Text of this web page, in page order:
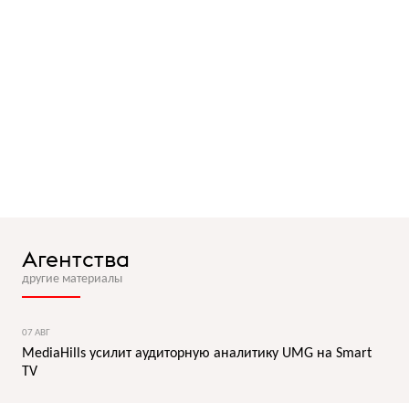
Агентства
другие материалы
07 АВГ
MediaHills усилит аудиторную аналитику UMG на Smart
TV